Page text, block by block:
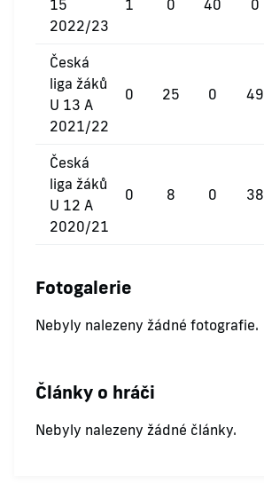
15
2022/23
1 0 40 0
Česká
liga žáků
U 13 A
2021/22
0 25 0 49
Česká
liga žáků
U 12 A
2020/21
0 8 0 38
Fotogalerie
Nebyly nalezeny žádné fotografie.
Články o hráči
Nebyly nalezeny žádné články.